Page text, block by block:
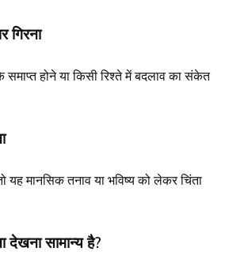
गिरना
होने या किसी रिश्ते में बदलाव का संकेत
यह मानसिक तनाव या भविष्य को लेकर चिंता
देखना सामान्य है?